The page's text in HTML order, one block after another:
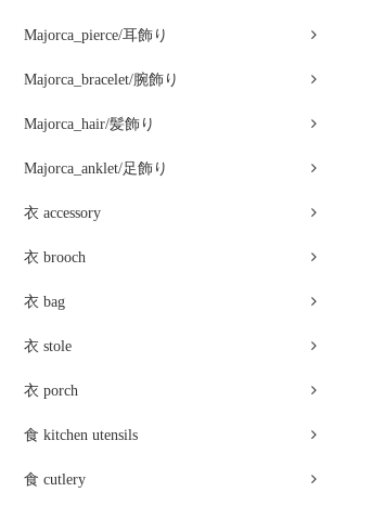
Majorca_pierce/耳飾り
Majorca_bracelet/腕飾り
Majorca_hair/髪飾り
Majorca_anklet/足飾り
衣 accessory
衣 brooch
衣 bag
衣 stole
衣 porch
食 kitchen utensils
食 cutlery